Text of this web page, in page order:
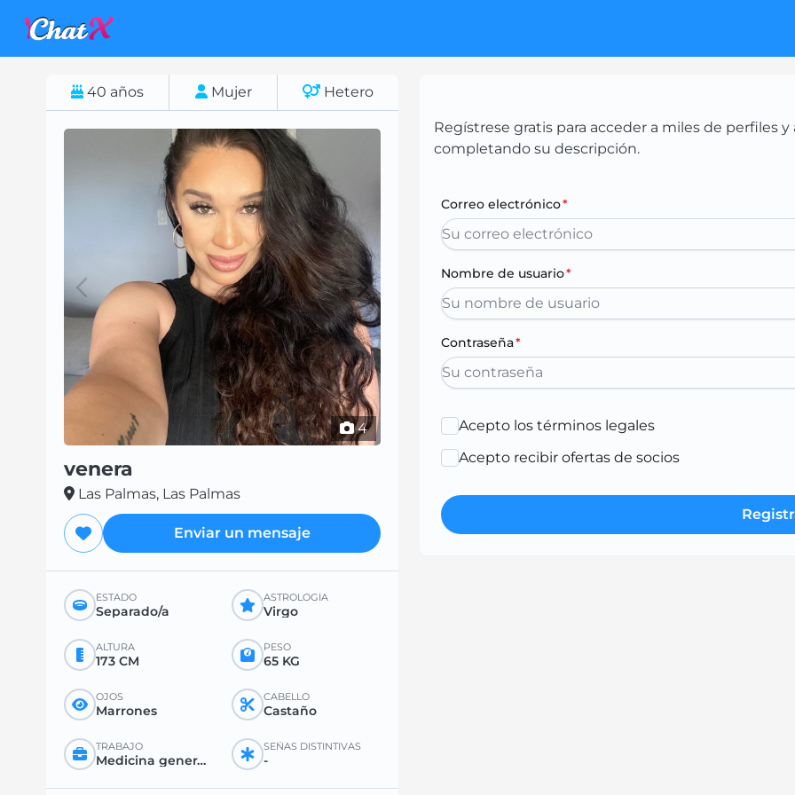
40 años Mujer Hetero
4
venera
Las Palmas, Las Palmas
Enviar un mensaje
ESTADO
Separado/a
ASTROLOGÍA
Virgo
ALTURA
173 CM
PESO
65 KG
OJOS
Marrones
CABELLO
Castaño
TRABAJO
Medicina general o especializada
SEÑAS DISTINTIVAS
-
Regístrese gratis para acceder a miles de perfiles
completando su descripción.
Correo electrónico*
Nombre de usuario*
Contraseña*
Acepto los términos legales
Acepto recibir ofertas de socios